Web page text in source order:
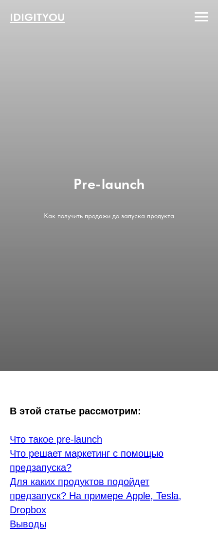
IDIGITYOU
Pre-launch
Как получить продажи до запуска продукта
В этой статье рассмотрим:
Что такое pre-launch
Что решает маркетинг с помощью
предзапуска?
Для каких продуктов подойдет
предзапуск? На примере Apple, Tesla,
Dropbox
Выводы